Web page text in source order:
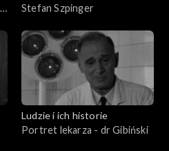
Stefan Szpinger
Ludzie i ich historie
Portret lekarza - dr Gibiński